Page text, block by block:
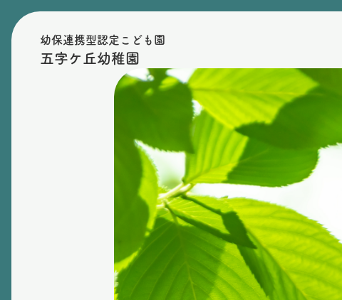
幼保連携型認定こども園
五字ケ丘幼稚園